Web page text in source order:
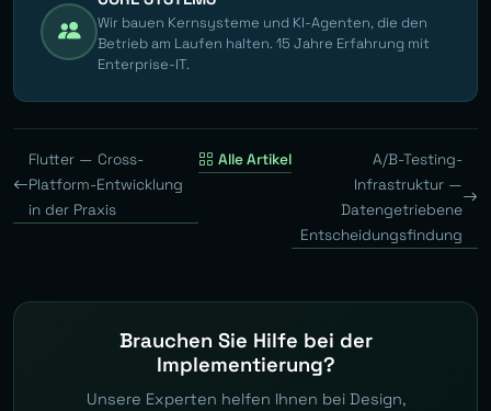
Wir bauen Kernsysteme und KI-Agenten, die den
Betrieb am Laufen halten. 15 Jahre Erfahrung mit
Enterprise-IT.
Flutter — Cross-
Platform-Entwicklung
in der Praxis
Alle Artikel
A/B-Testing-
Infrastruktur —
Datengetriebene
Entscheidungsfindung
Brauchen Sie Hilfe bei der
Implementierung?
Unsere Experten helfen Ihnen bei Design,